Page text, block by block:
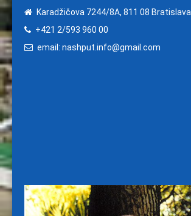
Karadžičova 7244/8A, 811 08 Bratislava
+421 2/593 960 00
email: nashput.info@gmail.com